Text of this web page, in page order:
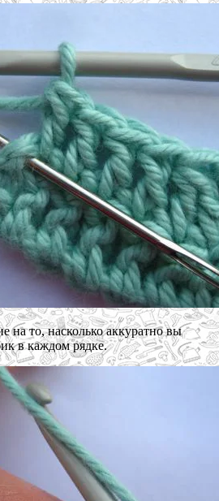
на то, насколько аккуратно вы
в каждом рядке.